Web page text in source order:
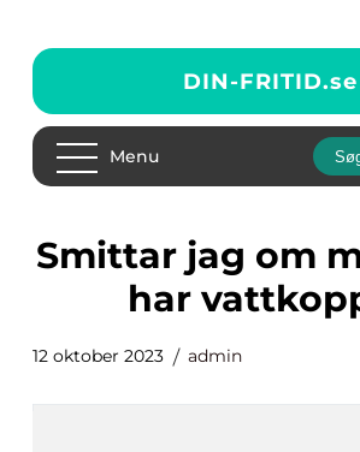
DIN-FRITID.se
Menu
smittar jag om mitt barn
har
12 oktober 2023 admin